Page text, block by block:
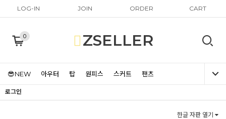
LOG-IN JOIN ORDER CART
0 ZSELLER
😎NEW 아우터 탑 원피스 스커트 팬츠
로그인
한글 자판 열기